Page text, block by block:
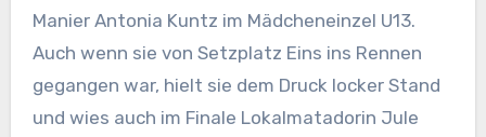
Manier Antonia Kuntz im Mädcheneinzel U13.
Auch wenn sie von Setzplatz Eins ins Rennen
gegangen war, hielt sie dem Druck locker Stand
und wies auch im Finale Lokalmatadorin Jule